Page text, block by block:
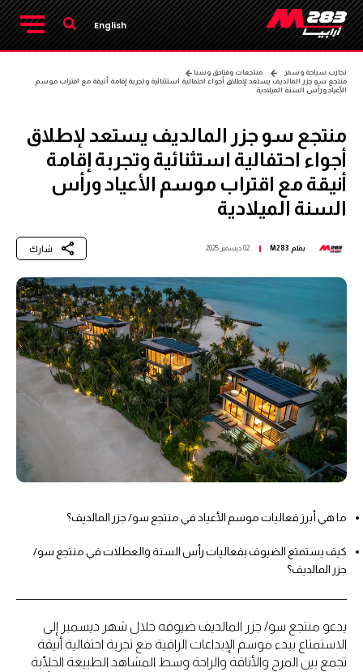
English
تجارب سياحة وسفر
منتجعات وفنادق وسبا
منتجع سو جزر المالديف يستعد لإطلاق أجواء احتفالية استثنائية وتجربة إقامة أنيقة مع اقتراب موسم
الأعياد ورأس السنة الميلادية
منتجع سو جزر المالديف يستعد لإطلاق
أجواء احتفالية استثنائية وتجربة إقامة
أنيقة مع اقتراب موسم الأعياد ورأس
السنة الميلادية
بقلم M283 02 ديسمبر 2025 شارك
ما هي أبرز فعاليات موسم الأعياد في منتجع سو/ جزر المالديف؟
كيف يستمتع الضيوف بفعاليات رأس السنة والعطلات في منتجع سو/
جزر المالديف؟
يدعو منتجع سو/ جزر المالديف ضيوفه خلال شهر ديسمبر إلى
الاستمتاع ببدء موسم الإبداعات الراقية مع تجربة احتفالية أنيقة
تجمع بين المرح والأناقة والراحة وسط المشاهد الطبيعة الخلّابة